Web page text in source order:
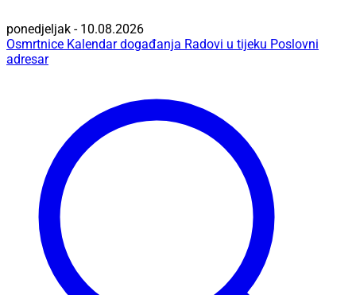
ponedjeljak - 10.08.2026
Osmrtnice Kalendar događanja Radovi u tijeku Poslovni
adresar